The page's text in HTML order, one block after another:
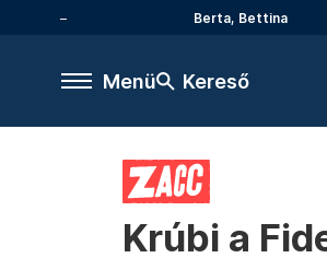
Berta, Bettina
Menü Kereső
Krúbi a